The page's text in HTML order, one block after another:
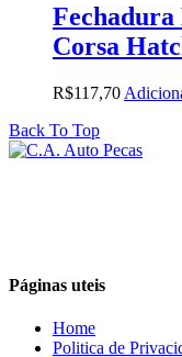
Corsa
R$117,70
Back To Top
Páginas uteis
Home
Politica de